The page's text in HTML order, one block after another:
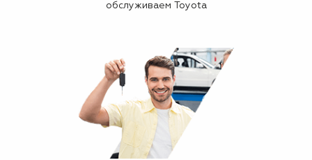
обслуживаем Toyota